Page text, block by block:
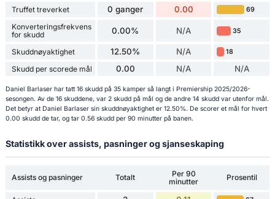
Truffet treverket 0 ganger 0.00 69
Konverteringsfrekvens
for skudd
0.00% N/A 35
Skuddnøyaktighet 12.50% N/A 18
Skudd per scorede mål 0.00 N/A N/A
Daniel Barlaser har tatt 16 skudd på 35 kamper så langt i Premiership 2025/2026-
sesongen. Av de 16 skuddene, var 2 skudd på mål og de andre 14 skudd var utenfor mål.
Det betyr at Daniel Barlaser sin skuddnøyaktighet er 12.50%. De scorer et mål for hvert
0.00 skudd de tar, og tar 0.56 skudd per 90 minutter på banen.
Statistikk over assists, pasninger og sjanseskaping
Assists og pasninger Totalt
Per 90
minutter
Prosentil